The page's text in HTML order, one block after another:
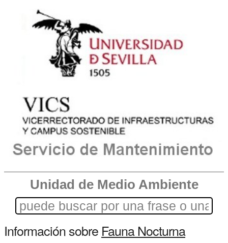
Unidad de Medio Ambiente
Información sobre Fauna Nocturna